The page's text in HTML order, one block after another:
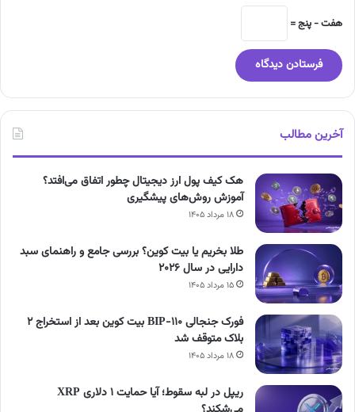
هفت − پنج =
آخرین مطالب
هک کیف پول ارز دیجیتال چطور اتفاق می‌افتد؟
آموزش روش‌های پیشگیری
۱۸ مرداد ۱۴۰۵
طلا بخریم یا بیت کوین؟ بررسی جامع و راهنمای سبد
دارایی در سال ۲۰۲۶
۱۵ مرداد ۱۴۰۵
فورک جنجالی BIP-110 بیت کوین بعد از استخراج ۲
بلاک متوقف شد
۱۸ مرداد ۱۴۰۵
ریپل در لبه سقوط؛ آیا حمایت ۱ دلاری XRP